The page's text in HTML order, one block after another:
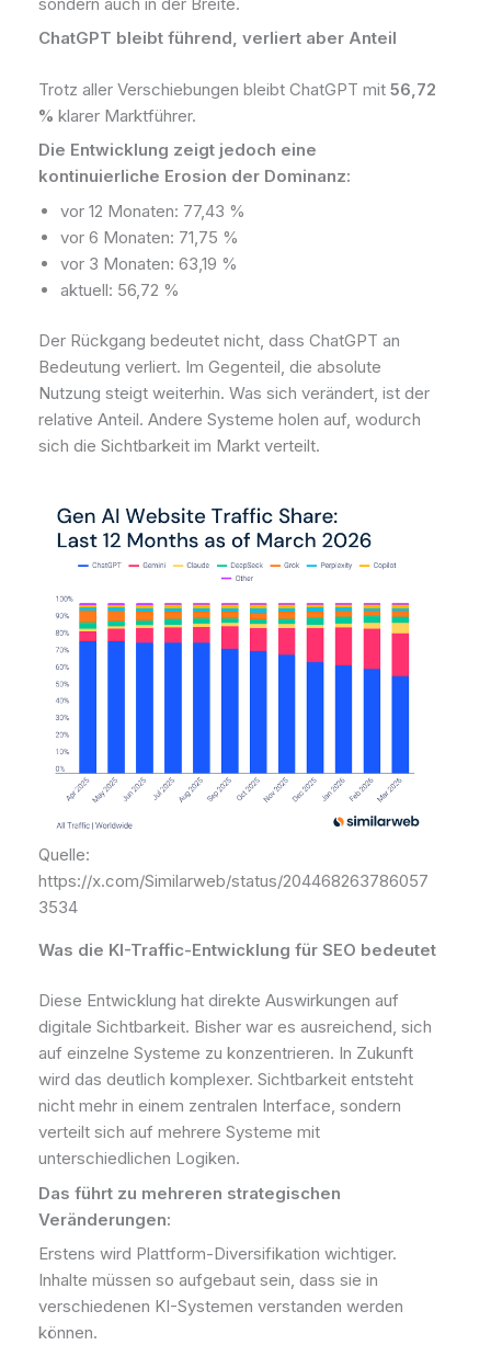
ChatGPT bleibt führend, verliert aber Anteil
Trotz aller Verschiebungen bleibt ChatGPT mit 56,72
% klarer Marktführer.
Die Entwicklung zeigt jedoch eine
kontinuierliche Erosion der Dominanz:
vor 12 Monaten: 77,43 %
vor 6 Monaten: 71,75 %
vor 3 Monaten: 63,19 %
aktuell: 56,72 %
Der Rückgang bedeutet nicht, dass ChatGPT an
Bedeutung verliert. Im Gegenteil, die absolute
Nutzung steigt weiterhin. Was sich verändert, ist der
relative Anteil. Andere Systeme holen auf, wodurch
sich die Sichtbarkeit im Markt verteilt.
Quelle:
https://x.com/Similarweb/status/204468263786057
3534
Was die KI-Traffic-Entwicklung für SEO bedeutet
Diese Entwicklung hat direkte Auswirkungen auf
digitale Sichtbarkeit. Bisher war es ausreichend, sich
auf einzelne Systeme zu konzentrieren. In Zukunft
wird das deutlich komplexer. Sichtbarkeit entsteht
nicht mehr in einem zentralen Interface, sondern
verteilt sich auf mehrere Systeme mit
unterschiedlichen Logiken.
Das führt zu mehreren strategischen
Veränderungen:
Erstens wird Plattform-Diversifikation wichtiger.
Inhalte müssen so aufgebaut sein, dass sie in
verschiedenen KI-Systemen verstanden werden
können.